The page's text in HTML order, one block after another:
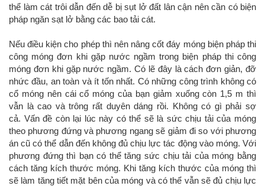
thể làm cát trôi dẫn đến dễ bị sụt lở đất lân cận nên cần có biện
pháp ngăn sạt lở bằng các bao tải cát.
Nếu điều kiện cho phép thì nên nâng cốt đáy móng biện pháp thi
công móng đơn khi gặp nước ngầm trong biện pháp thi công
móng đơn khi gặp nước ngầm. Có lẽ đây là cách đơn giản, đỡ
nhức đầu, an toàn và ít tốn nhất. Có những công trình không có
cổ móng nên cái cổ móng của bạn giảm xuống còn 1,5 m thì
vẫn là cao và trông rất duyên dáng rồi. Không có gì phải sợ
cả. Vấn đề còn lại lúc này có thể sẽ là sức chịu tải của móng
theo phương đứng và phương ngang sẽ giảm đi so với phương
án cũ có thể dẫn đến không đủ chịu lực tác động vào móng. Với
phương đứng thì bạn có thể tăng sức chịu tải của móng bằng
cách tăng kích thước móng. Khi tăng kích thước của móng thì
sẽ làm tăng tiết mặt bên của móng và có thể vẫn sẽ đủ chịu lực